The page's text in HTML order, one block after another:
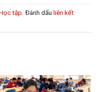
tập . Đánh dấu liên kết